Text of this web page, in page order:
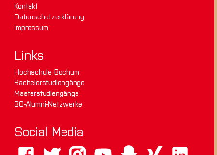
Kontakt
Datenschutzerklärung
Impressum
Links
Hochschule Bochum
Bachelorstudiengänge
Masterstudiengänge
BO-Alumni-Netzwerke
Social Media